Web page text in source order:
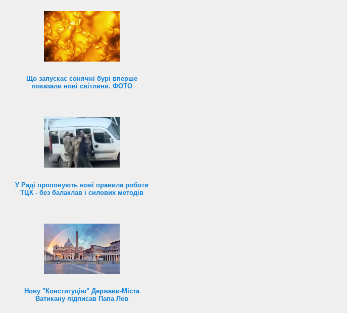
Що запускає сонячні бурі вперше
показали нові світлини. ФОТО
У Раді пропонують нові правила роботи
ТЦК - без балаклав і силових методів
Нову "Конституцію" Держави-Міста
Ватикану підписав Папа Лев